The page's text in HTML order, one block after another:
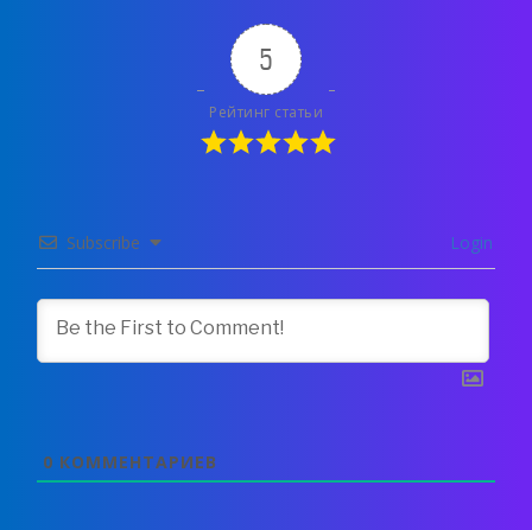
5
Рейтинг статьи
Subscribe Login
0 КОММЕНТАРИЕВ